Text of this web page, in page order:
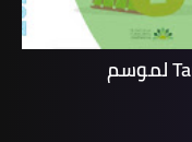
اناشيد مدارس الريادة فترة طارل Tarl لموسم